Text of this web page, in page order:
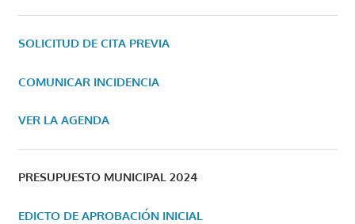
SOLICITUD DE CITA PREVIA
COMUNICAR INCIDENCIA
VER LA AGENDA
PRESUPUESTO MUNICIPAL 2024
EDICTO DE APROBACIÓN INICIAL